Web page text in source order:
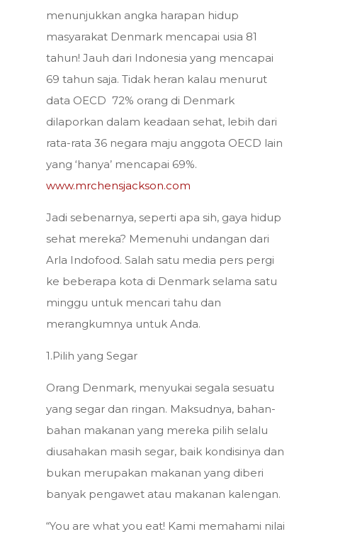
menunjukkan angka harapan hidup
masyarakat Denmark mencapai usia 81
tahun! Jauh dari Indonesia yang mencapai
69 tahun saja. Tidak heran kalau menurut
data OECD 72% orang di Denmark
dilaporkan dalam keadaan sehat, lebih dari
rata-rata 36 negara maju anggota OECD lain
yang ‘hanya’ mencapai 69%.
www.mrchensjackson.com
Jadi sebenarnya, seperti apa sih, gaya hidup
sehat mereka? Memenuhi undangan dari
Arla Indofood. Salah satu media pers pergi
ke beberapa kota di Denmark selama satu
minggu untuk mencari tahu dan
merangkumnya untuk Anda.
1.Pilih yang Segar
Orang Denmark, menyukai segala sesuatu
yang segar dan ringan. Maksudnya, bahan-
bahan makanan yang mereka pilih selalu
diusahakan masih segar, baik kondisinya dan
bukan merupakan makanan yang diberi
banyak pengawet atau makanan kalengan.
“You are what you eat! Kami memahami nilai